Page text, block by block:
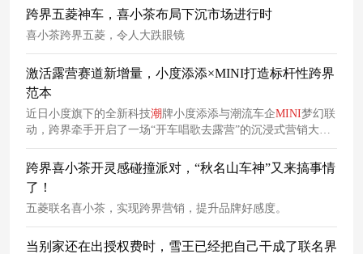
跨界五菱神车，喜小茶布局下沉市场进行时
喜小茶跨界五菱，令人大跌眼镜
激活露营赛道新增量，小度添添×MINI打造标杆性跨界
范本
近日小度旗下的全新科技潮 牌小度添添与潮流车企MINI梦幻联
动，跨界牵手开启了一场“开车唱歌去露营”的沉浸式营销大
秀，还有神秘的林中音乐会，引得各路观众纷纷驻足观望。
跨界喜小茶开灵感碰撞派对，“秋名山车神”又来搞事情
了！
五菱联名喜小茶，实现跨界营销，提升品牌好感度。
当别家还在出授权费时，雪王已经把自己干成了联名界